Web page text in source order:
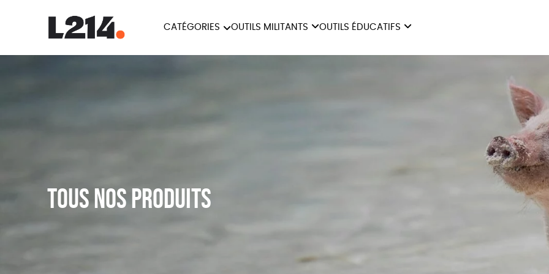
CATÉGORIES OUTILS MILITANTS OUTILS ÉDUCATIFS
Tous nos produits